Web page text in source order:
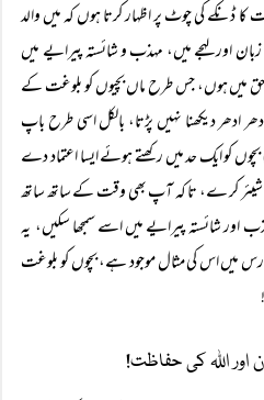
کی چوٹ پر اظہار کرتا ہوں کہ میں والد
لہجے میں، مہذب و شائستہ پیرایے میں
میں ہوں، جس طرح ماں بچیوں کو بلوغت کے
دیکھنا نہیں پڑتا، بالکل اسی طرح باپ
کو ایک حد میں رکھتے ہوئے ایسا اعتماد دے
شیئر کر ے، تا کہ آپ بھی وقت کے ساتھ ساتھ
شائستہ پیرایے میں اسے سمجھا سکیں، یہ
میں اس کی مثال موجود ہے، بچوں کو بلوغت
اللہ کی حفاظت!